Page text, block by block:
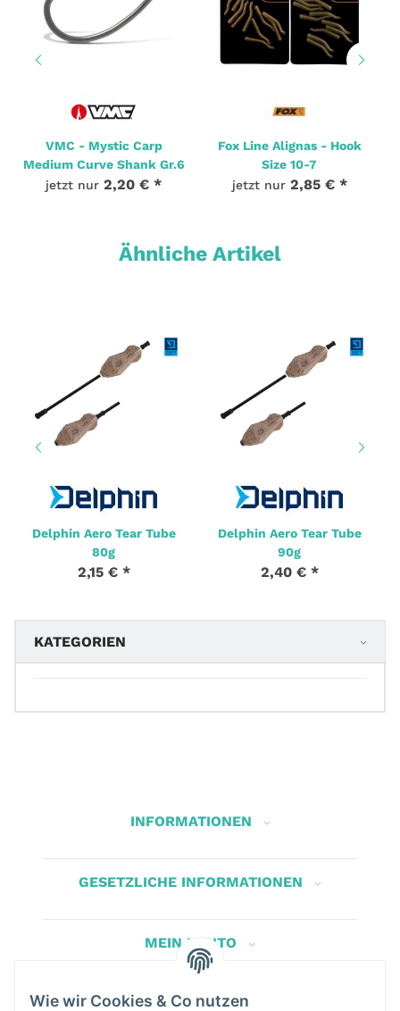
VMC - Mystic Carp
Medium Curve Shank Gr.6
jetzt nur 2,20 € *
Fox Line Alignas - Hook
Size 10-7
jetzt nur 2,85 € *
Ähnliche Artikel
Delphin Aero Tear Tube
80g
2,15 € *
Delphin Aero Tear Tube
90g
2,40 € *
KATEGORIEN
INFORMATIONEN
GESETZLICHE INFORMATIONEN
MEIN KONTO
Herbis Anglerladen
Wie wir Cookies & Co nutzen